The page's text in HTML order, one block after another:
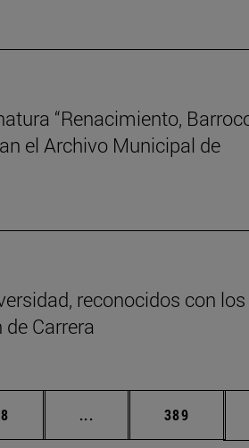
“Renacimiento,
el Archivo Municipal de
reconocidos con los
Carrera
... Páginas intermedias
Página
389